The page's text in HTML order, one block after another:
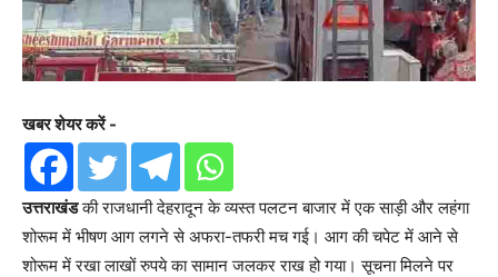
खबर शेयर करें -
उत्तराखंडकी राजधानी देहरादून के व्यस्त पलटन बाजार में एक साड़ी और लहंगा
शोरूम में भीषण आग लगने से अफरा-तफरी मच गई। आग की चपेट में आने से
शोरूम में रखा लाखों रुपये का सामान जलकर राख हो गया। सूचना मिलने पर